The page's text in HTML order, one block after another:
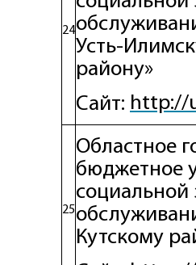
24
Усть-
району»
Сайт: http://
25
Областное
бюджетное
социальной
Кутскому